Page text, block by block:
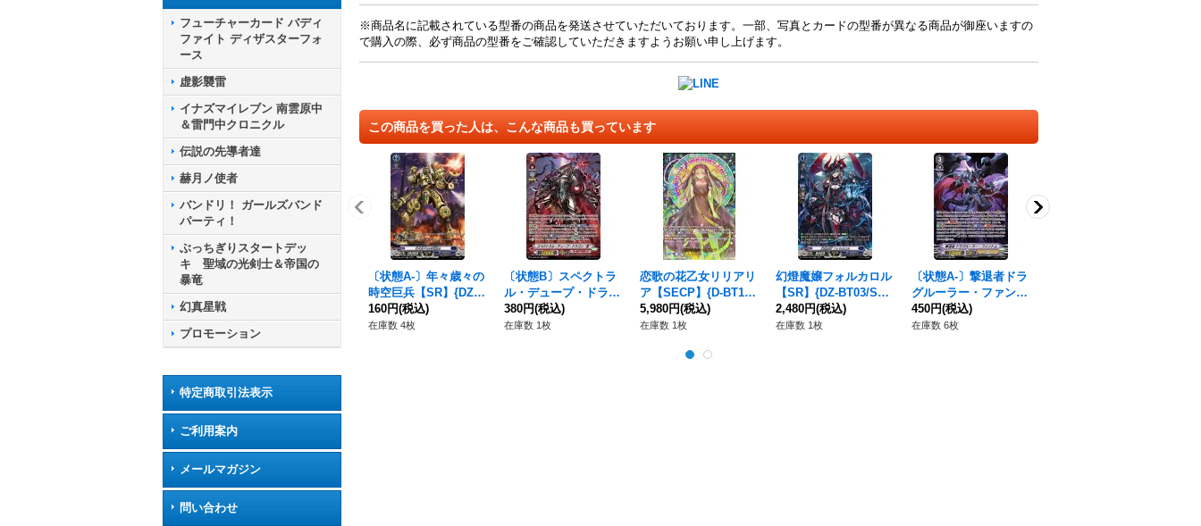
フューチャーカード バディ
ファイト ディザスターフォ
ース
虚影襲雷
イナズマイレブン 南雲原中
＆雷門中クロニクル
伝説の先導者達
赫月ノ使者
バンドリ！ ガールズバンド
パーティ！
ぶっちぎりスタートデッ
キ 聖域の光剣士＆帝国の
暴竜
幻真星戦
プロモーション
特定商取引法表示
ご利用案内
メールマガジン
問い合わせ
※商品名に記載されている型番の商品を発送させていただいております。一部、写真とカードの型番が異なる商品が御座いますの
で購入の際、必ず商品の型番をご確認していただきますようお願い申し上げます。
この商品を買った人は、こんな商品も買っています
〔状態A-〕年々歳々の
時空巨兵【SR】{DZ-B
T05/SR13}《ダークス
テイツ》
160円(税込)
在庫数 4枚
〔状態B〕スペクトラ
ル・デュープ・ドラゴ
ンЯ【SP】{D-VS06/S
P03}《ゴールドパラデ
380円(税込)
在庫数 1枚
恋歌の花乙女リリアリ
ア【SECP】{D-BT11/
SECP05}《ストイケ
イア》
5,980円(税込)
在庫数 1枚
幻燈魔嬢フォルカロル
【SR】{DZ-BT03/SR1
2}《ダークステイツ》
2,480円(税込)
在庫数 1枚
〔状態A-〕撃退者ドラ
グルーラー・ファント
ム【SP】{D-VS06/SP
02}《シャドウパラデ
450円(税込)
在庫数 6枚